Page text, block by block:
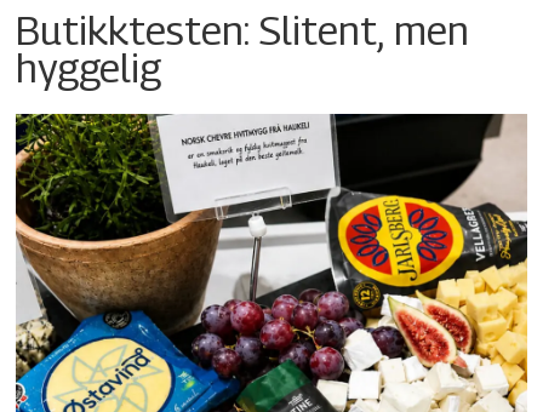
Butikktesten: Slitent, men
hyggelig